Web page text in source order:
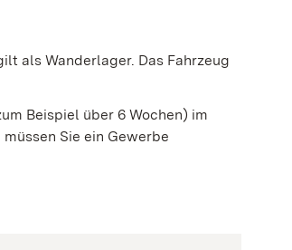
als Wanderlager. Das Fahrzeug
Beispiel über 6 Wochen) im
Sie ein Gewerbe